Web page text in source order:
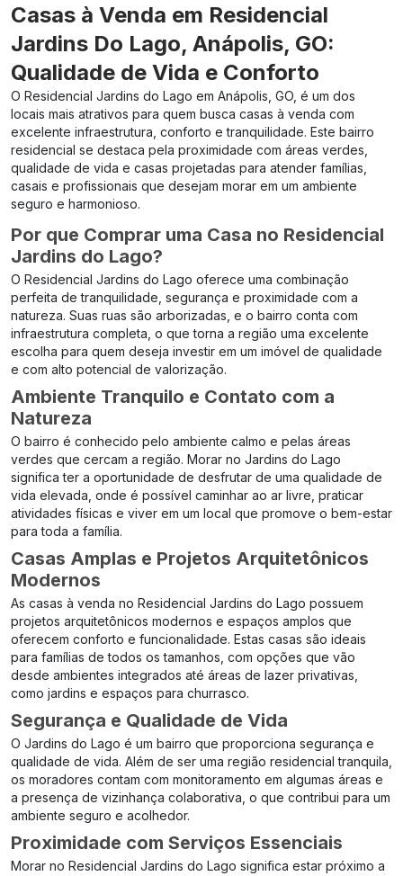
Casas à Venda em Residencial
Jardins Do Lago, Anápolis, GO:
Qualidade de Vida e Conforto
O Residencial Jardins do Lago em Anápolis, GO, é um dos
locais mais atrativos para quem busca casas à venda com
excelente infraestrutura, conforto e tranquilidade. Este bairro
residencial se destaca pela proximidade com áreas verdes,
qualidade de vida e casas projetadas para atender famílias,
casais e profissionais que desejam morar em um ambiente
seguro e harmonioso.
Por que Comprar uma Casa no Residencial
Jardins do Lago?
O Residencial Jardins do Lago oferece uma combinação
perfeita de tranquilidade, segurança e proximidade com a
natureza. Suas ruas são arborizadas, e o bairro conta com
infraestrutura completa, o que torna a região uma excelente
escolha para quem deseja investir em um imóvel de qualidade
e com alto potencial de valorização.
Ambiente Tranquilo e Contato com a
Natureza
O bairro é conhecido pelo ambiente calmo e pelas áreas
verdes que cercam a região. Morar no Jardins do Lago
significa ter a oportunidade de desfrutar de uma qualidade de
vida elevada, onde é possível caminhar ao ar livre, praticar
atividades físicas e viver em um local que promove o bem-estar
para toda a família.
Casas Amplas e Projetos Arquitetônicos
Modernos
As casas à venda no Residencial Jardins do Lago possuem
projetos arquitetônicos modernos e espaços amplos que
oferecem conforto e funcionalidade. Estas casas são ideais
para famílias de todos os tamanhos, com opções que vão
desde ambientes integrados até áreas de lazer privativas,
como jardins e espaços para churrasco.
Segurança e Qualidade de Vida
O Jardins do Lago é um bairro que proporciona segurança e
qualidade de vida. Além de ser uma região residencial tranquila,
os moradores contam com monitoramento em algumas áreas e
a presença de vizinhança colaborativa, o que contribui para um
ambiente seguro e acolhedor.
Proximidade com Serviços Essenciais
Morar no Residencial Jardins do Lago significa estar próximo a